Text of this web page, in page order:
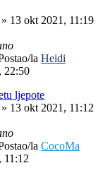
» 13 okt 2021, 11:19
la Heidi
22:50
ljepote
» 13 okt 2021, 11:12
la CocoMa
11:12